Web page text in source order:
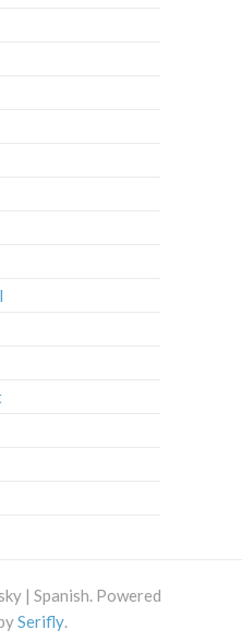
| Spanish. Powered
Serifly.